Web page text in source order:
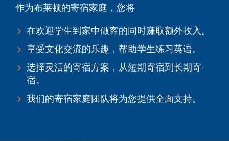
作为布莱顿的寄宿家庭，您将
在欢迎学生到家中做客的同时赚取额外收入。
享受文化交流的乐趣，帮助学生练习英语。
选择灵活的寄宿方案，从短期寄宿到长期寄
宿。
我们的寄宿家庭团队将为您提供全面支持。